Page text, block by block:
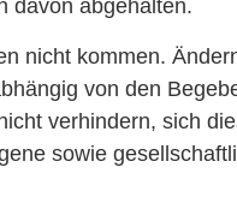
davon abgehalten.
nicht kommen.
von den
verhindern, sich
sowie